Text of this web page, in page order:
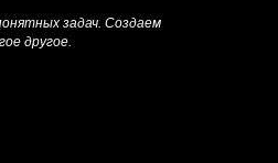
задач. Создаем
другое.